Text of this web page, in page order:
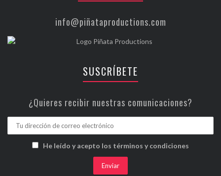
info@piñataproductions.com
SUSCRÍBETE
¿Quieres recibir nuestras comunicaciones?
He leído y acepto los términos y condiciones